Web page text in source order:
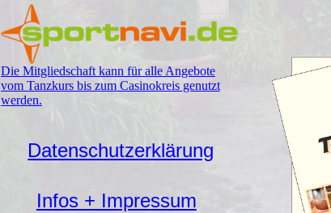
Die Mitgliedschaft kann für alle Angebote
vom Tanzkurs bis zum Casinokreis genutzt
werden.
Datenschutzerklärung
Infos + Impressum